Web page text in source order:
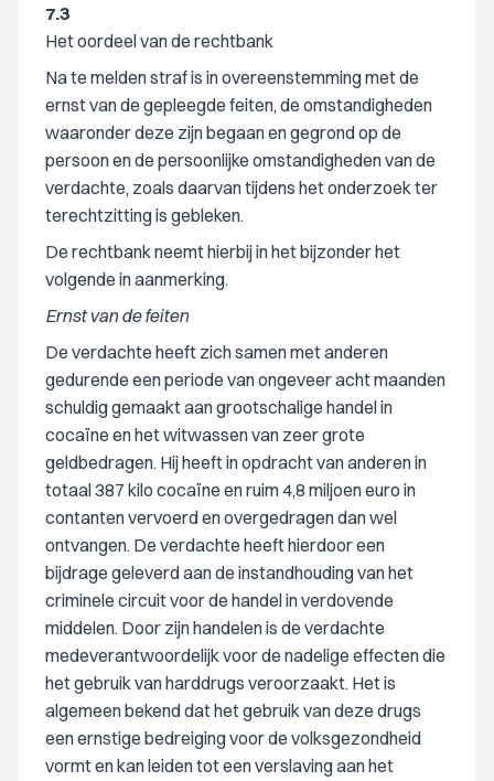
7.3
Het oordeel van de rechtbank
Na te melden straf is in overeenstemming met de
ernst van de gepleegde feiten, de omstandigheden
waaronder deze zijn begaan en gegrond op de
persoon en de persoonlijke omstandigheden van de
verdachte, zoals daarvan tijdens het onderzoek ter
terechtzitting is gebleken.
De rechtbank neemt hierbij in het bijzonder het
volgende in aanmerking.
Ernst van de feiten
De verdachte heeft zich samen met anderen
gedurende een periode van ongeveer acht maanden
schuldig gemaakt aan grootschalige handel in
cocaïne en het witwassen van zeer grote
geldbedragen. Hij heeft in opdracht van anderen in
totaal 387 kilo cocaïne en ruim 4,8 miljoen euro in
contanten vervoerd en overgedragen dan wel
ontvangen. De verdachte heeft hierdoor een
bijdrage geleverd aan de instandhouding van het
criminele circuit voor de handel in verdovende
middelen. Door zijn handelen is de verdachte
medeverantwoordelijk voor de nadelige effecten die
het gebruik van harddrugs veroorzaakt. Het is
algemeen bekend dat het gebruik van deze drugs
een ernstige bedreiging voor de volksgezondheid
vormt en kan leiden tot een verslaving aan het